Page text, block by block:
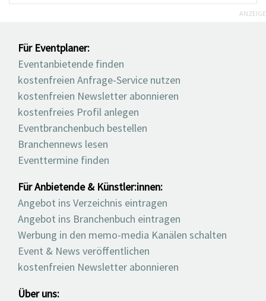
ANZEIGE
Für Eventplaner:
Eventanbietende finden
kostenfreien Anfrage-Service nutzen
kostenfreien Newsletter abonnieren
kostenfreies Profil anlegen
Eventbranchenbuch bestellen
Branchennews lesen
Eventtermine finden
Für Anbietende & Künstler:innen:
Angebot ins Verzeichnis eintragen
Angebot ins Branchenbuch eintragen
Werbung in den memo-media Kanälen schalten
Event & News veröffentlichen
kostenfreien Newsletter abonnieren
Über uns: